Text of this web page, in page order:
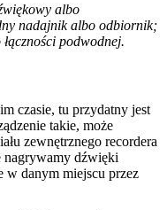
albo
nadajnik albo odbiornik;
podwodnej.
czasie, tu przydatny jest
takie, może
zewnętrznego recordera
nagrywamy dźwięki
w danym miejscu przez